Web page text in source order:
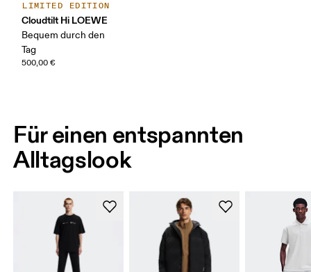
LIMITED EDITION
Cloudtilt Hi LOEWE
Bequem durch den
Tag
500,00 €
Für einen entspannten
Alltagslook